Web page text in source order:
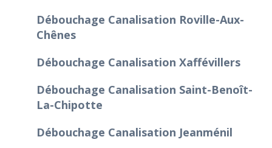
Débouchage Canalisation Roville-Aux-
Chênes
Débouchage Canalisation Xaffévillers
Débouchage Canalisation Saint-Benoît-
La-Chipotte
Débouchage Canalisation Jeanménil